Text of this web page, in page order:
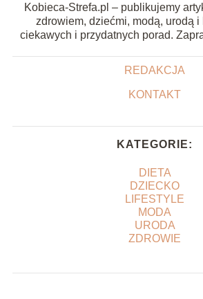
Kobieca-Strefa.pl – publikujemy
zdrowiem, dziećmi, modą, urodą
ciekawych i przydatnych porad.
REDAKCJA
KONTAKT
KATEGORIE:
DIETA
DZIECKO
LIFESTYLE
MODA
URODA
ZDROWIE